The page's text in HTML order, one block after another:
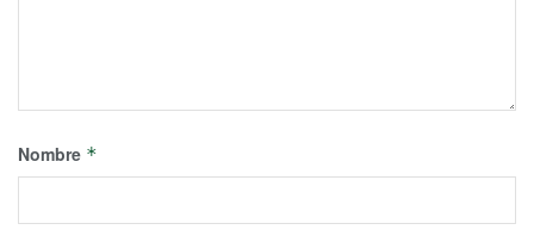
Nombre *